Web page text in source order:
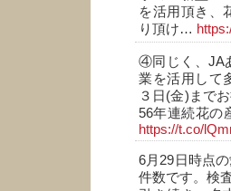
を活用頂き、
り頂け…
④同じく、JA
業を活用して
３日(金)まで
56年連続花の
https://t.co/
6月29日時点
件数です。検